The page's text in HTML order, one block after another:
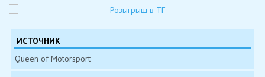
ИСТОЧНИК
Queen of Motorsport